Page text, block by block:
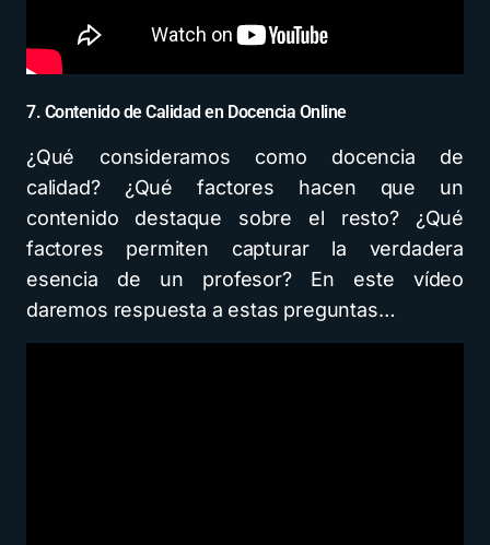
7. Contenido de Calidad en Docencia Online
¿Qué consideramos como docencia de
calidad? ¿Qué factores hacen que un
contenido destaque sobre el resto? ¿Qué
factores permiten capturar la verdadera
esencia de un profesor? En este vídeo
daremos respuesta a estas preguntas…